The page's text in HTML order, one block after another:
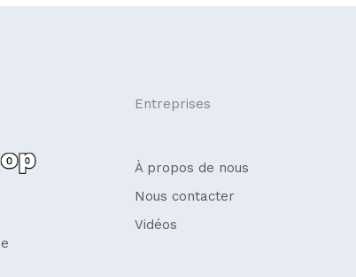
Entreprises
À propos de nous
Nous contacter
Vidéos